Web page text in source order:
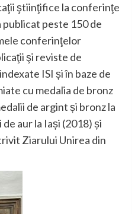
ştiinţifice la conferinţe
peste 150 de
conferinţelor
şi reviste de
ISI și în baze de
cu medalia de bronz
de argint și bronz la
aur la Iași (2018) și
Ziarului Unirea din